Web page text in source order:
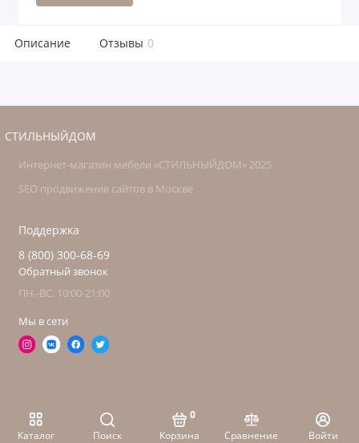
Каталог Поиск Корзина
0
Сравнение
Войти
Описание Отзывы 0
СТИЛЬНЫЙДОМ
Интернет-магазин мебели «СТИЛЬНЫЙДОМ» 2025
SEO продвижение сайтов в Москве
Поддержка
8 (800) 300-68-69
Обратный звонок
ПН.-ВС. 10:00-21:00
Мы в сети